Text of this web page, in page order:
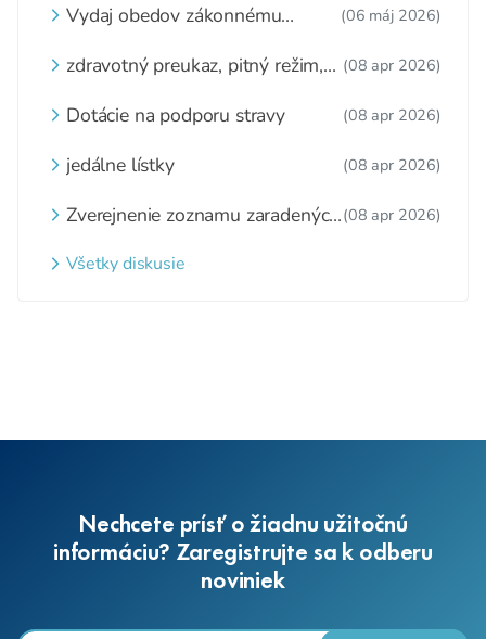
Vydaj obedov zákonnému
(06 máj 2026)
zdravotný preukaz, pitný režim,
(08 apr 2026)
Dotácie na podporu stravy (08 apr 2026)
jedálne lístky (08 apr 2026)
Zverejnenie zoznamu zaradených
webovom sídle
(08 apr 2026)
Všetky diskusie
Nechcete prísť o žiadnu užitočnú
informáciu? Zaregistrujte sa k odberu
noviniek